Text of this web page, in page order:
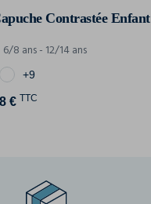
Contrastée Enfant
6/8 ans - 12/14 ans
+9
€ TTC